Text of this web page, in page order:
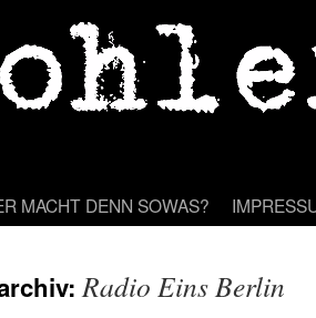
MACHT DENN SOWAS?
Radio Eins Berlin